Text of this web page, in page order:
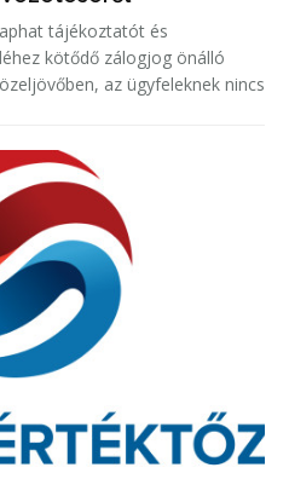
tájékoztatót és
kötődő zálogjog önálló
az ügyfeleknek nincs